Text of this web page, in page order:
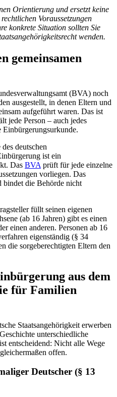
Orientierung und ersetzt keine
Voraussetzungen
konkrete Situation sollten Sie
wenden.
gemeinsamen
(BVA) noch
ausgestellt, in denen Eltern und
aufgeführt waren. Das ist
jede Person – auch jedes
deutschen
ist ein
Das BVA prüft für jede einzelne
vorliegen. Das
die Behörde nicht
füllt seinen eigenen
(ab 16 Jahren) gibt es einen
einen anderen. Personen ab 16
eigenständig (§ 34
die sorgeberechtigten Eltern den
aus dem
für Familien
Staatsangehörigkeit erwerben
unterschiedliche
entscheidend: Nicht alle Wege
offen.
Deutscher (§ 13